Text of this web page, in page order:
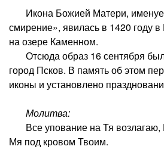
Икона Божией Матери,
смирение», явилась в 1420 году в
на озере Каменном.
Отсюда образ 16 сентября
город Псков. В память об этом
иконы и установлено
Молитва:
Все упование на Тя возлагаю,
Мя под кровом Твоим.